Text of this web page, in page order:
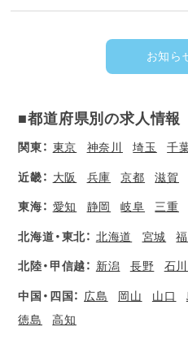
お知ら
■都道府県別の求人情報
関東： 東京 神奈川 埼玉 千
近畿： 大阪 兵庫 京都 滋賀
東海： 愛知 静岡 岐阜 三重
北海道・東北： 北海道 宮城
北陸・甲信越： 新潟 長野 石川
中国・四国： 広島 岡山 山口
徳島
高知